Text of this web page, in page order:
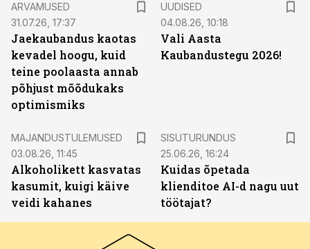
ARVAMUSED
31.07.26, 17:37
Jaekaubandus kaotas
kevadel hoogu, kuid
teine poolaasta annab
põhjust mõõdukaks
optimismiks
UUDISED
04.08.26, 10:18
Vali Aasta
Kaubandustegu 2026!
MAJANDUSTULEMUSED
03.08.26, 11:45
Alkoholikett kasvatas
kasumit, kuigi käive
veidi kahanes
SISUTURUNDUS
25.06.26, 16:24
Kuidas õpetada
klienditoe AI-d nagu uut
töötajat?